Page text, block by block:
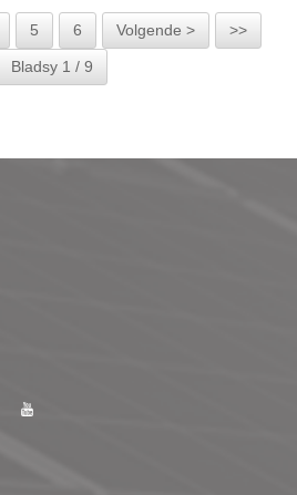
kan word vir verwydering na
is met natuurlike
hegting aan die lens te
akkurate rande te verseker.Dit
maar ook op die vervaardiging
5 6 Volgende > >>
Bladsy 1 / 9